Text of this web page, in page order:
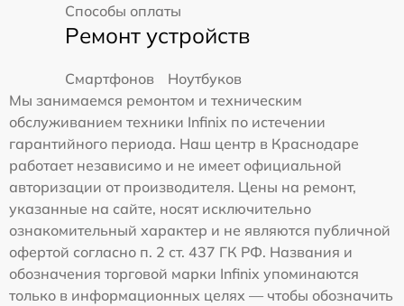
Способы оплаты
Ремонт устройств
Смартфонов
Ноутбуков
Мы занимаемся ремонтом и техническим
обслуживанием техники Infinix по истечении
гарантийного периода. Наш центр в Краснодаре
работает независимо и не имеет официальной
авторизации от производителя. Цены на ремонт,
указанные на сайте, носят исключительно
ознакомительный характер и не являются публичной
офертой согласно п. 2 ст. 437 ГК РФ. Названия и
обозначения торговой марки Infinix упоминаются
только в информационных целях — чтобы обозначить